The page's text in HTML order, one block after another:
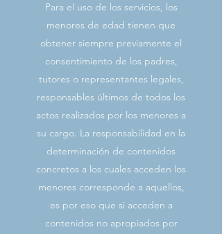
Para el uso de los servicios, los
menores de edad tienen que
obtener siempre previamente el
consentimiento de los padres,
tutores o representantes legales,
responsables últimos de todos los
actos realizados por los menores a
su cargo. La responsabilidad en la
determinación de contenidos
concretos a los cuales acceden los
menores corresponde a aquellos,
es por eso que si acceden a
contenidos no apropiados por